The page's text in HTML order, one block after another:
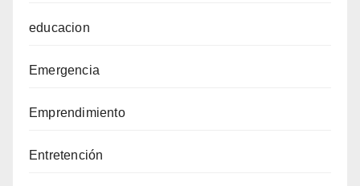
educacion
Emergencia
Emprendimiento
Entretención